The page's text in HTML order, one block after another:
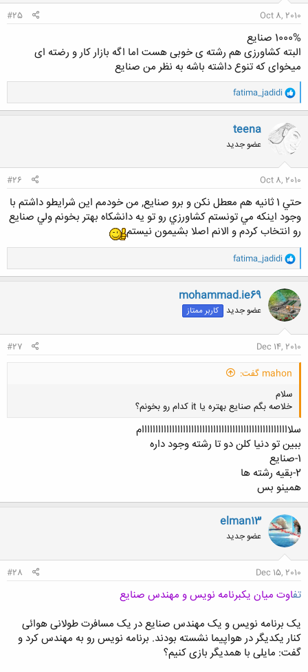
Oct 8, 2010
#25
1000% صنایع
البته کشاورزی هم رشته ی خوبی هست اما اگه بازار کار و رضته ای
میخوای که تنوع داشته باشه به نظر من صنایع
و
ا
ک
ن
ش
ه
fatima_jadidi
teena
عضو جدید
Oct 8, 2010
#26
حتي 1 ثانيه هم معطل نكن و برو صنايع, من خودمم اين شرايطو داشتم با
وجود اينكه مي تونستم كشاورزي رو تو يه دانشكاه بهتر بخونم ولي صنايع
رو انتخاب كردم و الانم اصلا بشيمون نيستم
و
ا
ک
ن
ش
ه
ا
fatima_jadidi
mohammad.ie69
عضو جدید کاربر ممتاز
Dec 14, 2010
#27
mahon گفت:
سلام
خلاصه بگم صنایع بهتره یا it کدام رو بخونم؟
سلاااااااااااااااااااااااااااااااااااااااااااااااااااااام
ببین تو دنیا کلن دو تا رشته وجود داره
1-صنایع
2-بقیه رشته ها
همینو بس
elman13
عضو جدید
Dec 15, 2010
#28
تفاوت میان یکبرنامه نویس و مهندس صنایع
یک برنامه نویس و یک مهندس صنایع در یک مسافرت طولانى هوائى
کنار یکدیگر در هواپیما نشسته بودند. برنامه نویس رو به مهندس کرد و
گفت: مایلى با همدیگر بازى کنیم؟